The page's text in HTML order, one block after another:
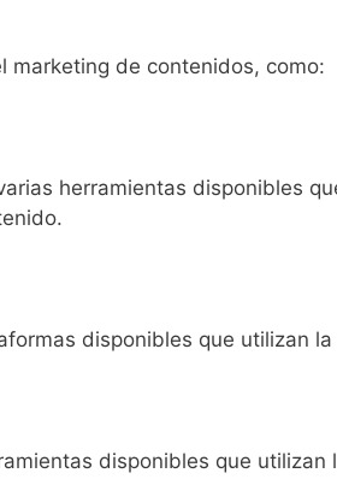
marketing de contenidos, como:
herramientas disponibles
disponibles que utilizan
disponibles que utilizan